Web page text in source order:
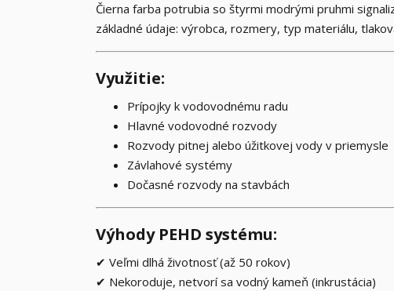
Čierna farba potrubia so štyrmi modrými pruhmi
základné údaje: výrobca, rozmery, typ materiálu,
Využitie:
Prípojky k vodovodnému radu
Hlavné vodovodné rozvody
Rozvody pitnej alebo úžitkovej vody v priemysle
Závlahové systémy
Dočasné rozvody na stavbách
Výhody PEHD systému:
✔ Veľmi dlhá životnosť (až 50 rokov)
✔ Nekoroduje, netvorí sa vodný kameň (inkrustácia)